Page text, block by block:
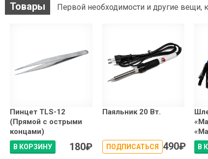
Товары Первой необходимости и другие вещи,
Пинцет TLS-12
(Прямой с острыми
концами)
В КОРЗИНУ 180₽
Паяльник 20 Вт.
ПОДПИСАТЬСЯ 490₽ В